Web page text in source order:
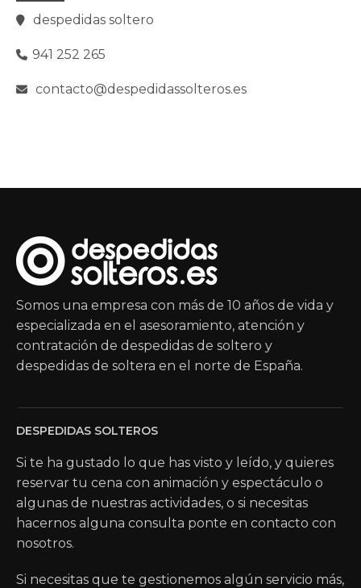
despedidas soltero
941 252 265
contacto@despedidassolteros.es
Somos una empresa con más de 10 años de vida y
especializada en el asesoramiento, atención y
contratación de despedidas de soltero y
despedidas de soltera en el norte de España.
DESPEDIDAS SOLTEROS
Si te ha gustado lo que has visto y leído, y quieres
reservar tu cena con animación y espectáculo o
algunas de nuestras actividades, o si necesitas
hacernos alguna consulta ponte en contacto con
nosotros.
Si necesitas que te gestionemos algún servicio más,